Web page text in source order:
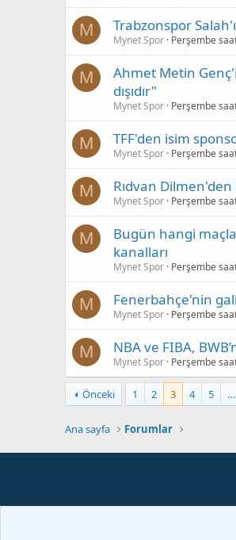
M Trabzonspor
Mynet Spor Perşembe
M
Ahmet Metin
dışıdır"
Mynet Spor Perşembe
M TFF'den isim
Mynet Spor Perşembe
M Rıdvan
Mynet Spor Perşembe
M
Bugün hangi
kanalları
Mynet Spor Perşembe
M Fenerbahçe'nin
Mynet Spor Perşembe
M NBA ve FIBA,
Mynet Spor Perşembe
Önceki 1 2 3 4 5 …
Ana sayfa Forumlar